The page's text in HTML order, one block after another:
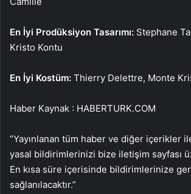
En İyi Prodüksiyon Tasarımı: Stephane
Kristo Kontu
En İyi Kostüm: Thierry Delettre, Monte
Haber Kaynak : HABERTURK.COM
“Yayınlanan tüm haber ve diğer içerikler
yasal bildirimlerinizi bize iletişim sayfası
En kısa süre içerisinde bildirimlerinize
sağlanılacaktır.”